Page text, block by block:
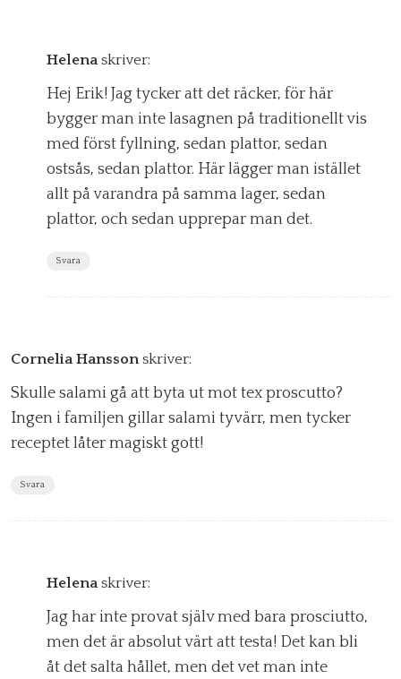
Helena skriver:
Hej Erik! Jag tycker att det räcker, för här
bygger man inte lasagnen på traditionellt vis
med först fyllning, sedan plattor, sedan
ostsås, sedan plattor. Här lägger man istället
allt på varandra på samma lager, sedan
plattor, och sedan upprepar man det.
Svara
Cornelia Hansson skriver:
Skulle salami gå att byta ut mot tex proscutto?
Ingen i familjen gillar salami tyvärr, men tycker
receptet låter magiskt gott!
Svara
Helena skriver:
Jag har inte provat själv med bara prosciutto,
men det är absolut värt att testa! Det kan bli
åt det salta hållet, men det vet man inte